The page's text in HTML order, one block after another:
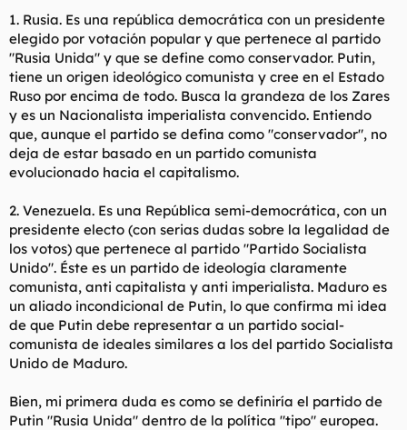
1. Rusia. Es una república democrática con un presidente
elegido por votación popular y que pertenece al partido
"Rusia Unida" y que se define como conservador. Putin,
tiene un origen ideológico comunista y cree en el Estado
Ruso por encima de todo. Busca la grandeza de los Zares
y es un Nacionalista imperialista convencido. Entiendo
que, aunque el partido se defina como "conservador", no
deja de estar basado en un partido comunista
evolucionado hacia el capitalismo.
2. Venezuela. Es una República semi-democrática, con un
presidente electo (con serias dudas sobre la legalidad de
los votos) que pertenece al partido "Partido Socialista
Unido". Éste es un partido de ideología claramente
comunista, anti capitalista y anti imperialista. Maduro es
un aliado incondicional de Putin, lo que confirma mi idea
de que Putin debe representar a un partido social-
comunista de ideales similares a los del partido Socialista
Unido de Maduro.
Bien, mi primera duda es como se definiría el partido de
Putin "Rusia Unida" dentro de la política "tipo" europea.